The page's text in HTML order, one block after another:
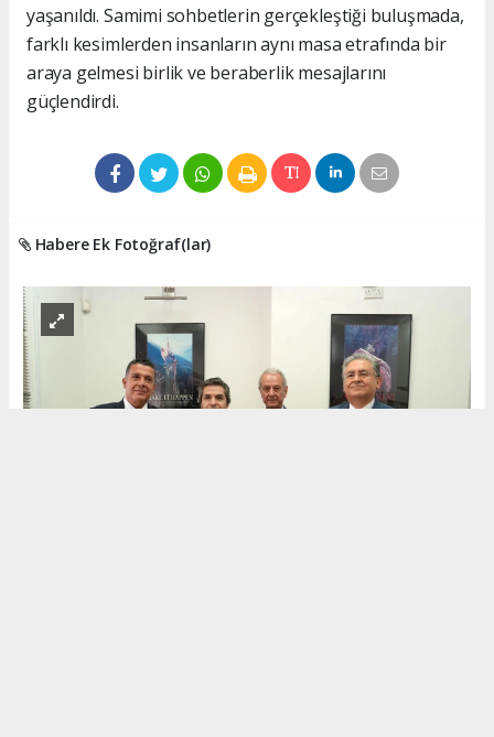
yaşanıldı. Samimi sohbetlerin gerçekleştiği buluşmada,
farklı kesimlerden insanların aynı masa etrafında bir
araya gelmesi birlik ve beraberlik mesajlarını
güçlendirdi.
Habere Ek Fotoğraf(lar)